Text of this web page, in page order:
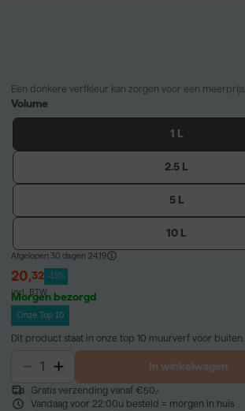
Een donkere verfkleur kan zorgen voor een meerprijs.
Volume
1 L
2.5 L
5 L
10 L
Afgelopen 30 dagen 24,19
20,32 -15%
incl. BTW
Morgen bezorgd
Onze Top 10
Dit product staat in onze top 10 muurverf voor buiten.
In winkelwagen
Gratis verzending vanaf €50,-
Vandaag voor 22:00u besteld = morgen in huis